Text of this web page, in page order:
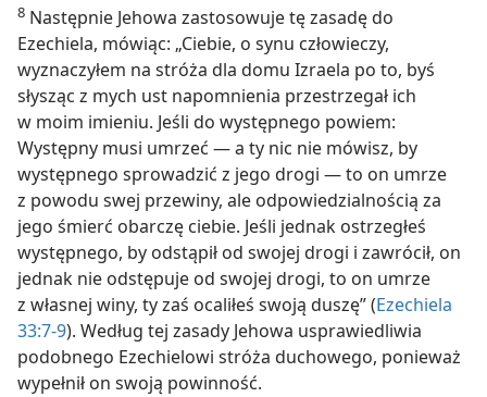
8 Następnie Jehowa zastosowuje tę zasadę do
Ezechiela, mówiąc: „Ciebie, o synu człowieczy,
wyznaczyłem na stróża dla domu Izraela po to, byś
słysząc z mych ust napomnienia przestrzegał ich
w moim imieniu. Jeśli do występnego powiem:
Występny musi umrzeć — a ty nic nie mówisz, by
występnego sprowadzić z jego drogi — to on umrze
z powodu swej przewiny, ale odpowiedzialnością za
jego śmierć obarczę ciebie. Jeśli jednak ostrzegłeś
występnego, by odstąpił od swojej drogi i zawrócił, on
jednak nie odstępuje od swojej drogi, to on umrze
z własnej winy, ty zaś ocaliłeś swoją duszę” (Ezechiela
33:7-9). Według tej zasady Jehowa usprawiedliwia
podobnego Ezechielowi stróża duchowego, ponieważ
wypełnił on swoją powinność.